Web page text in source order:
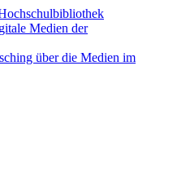
Medien der
über die Medien im